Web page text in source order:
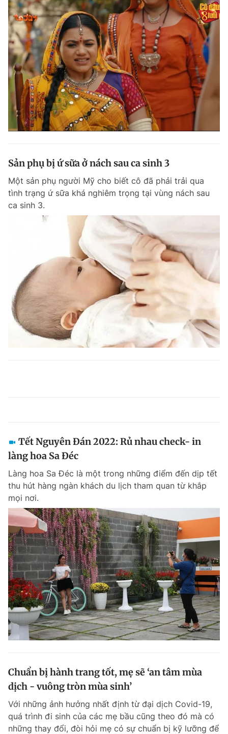
Sản phụ bị ứ sữa ở nách sau ca sinh 3
Một sản phụ người Mỹ cho biết cô đã phải trải qua
tình trạng ứ sữa khá nghiêm trọng tại vùng nách sau
ca sinh 3.
Tết Nguyên Đán 2022: Rủ nhau check- in
làng hoa Sa Đéc
Làng hoa Sa Đéc là một trong những điểm đến dịp tết
thu hút hàng ngàn khách du lịch tham quan từ khắp
mọi nơi.
Chuẩn bị hành trang tốt, mẹ sẽ ‘an tâm mùa
dịch - vuông tròn mùa sinh’
Với những ảnh hưởng nhất định từ đại dịch Covid-19,
quá trình đi sinh của các mẹ bầu cũng theo đó mà có
những thay đổi, đòi hỏi mẹ có sự chuẩn bị kỹ lưỡng để